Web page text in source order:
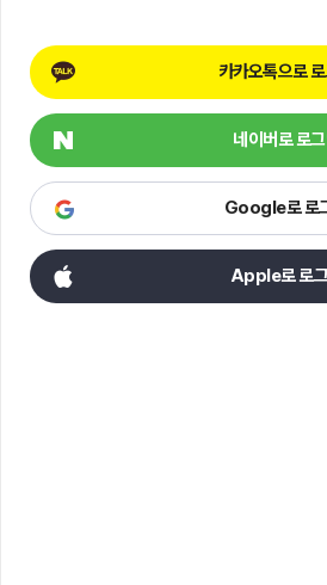
카카오톡으로
네이버로 로
Google로 로
Apple로 로